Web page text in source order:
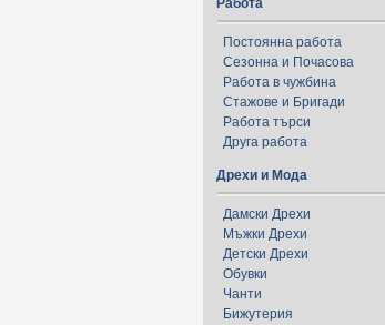
Работа
Постоянна работа
Сезонна и Почасова
Работа в чужбина
Стажове и Бригади
Работа търси
Друга работа
Дрехи и Мода
Дамски Дрехи
Мъжки Дрехи
Детски Дрехи
Обувки
Чанти
Бижутерия